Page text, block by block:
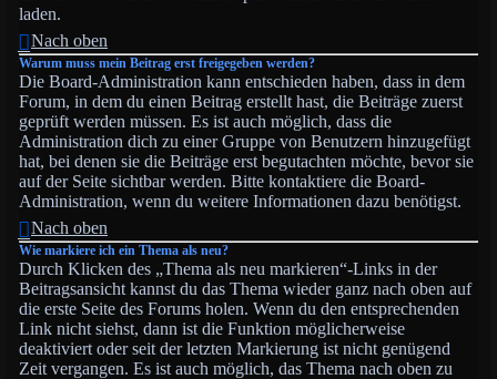
laden.
Nach oben
Warum muss mein Beitrag erst freigegeben werden?
Die Board-Administration kann entschieden haben, dass in dem
Forum, in dem du einen Beitrag erstellt hast, die Beiträge zuerst
geprüft werden müssen. Es ist auch möglich, dass die
Administration dich zu einer Gruppe von Benutzern hinzugefügt
hat, bei denen sie die Beiträge erst begutachten möchte, bevor sie
auf der Seite sichtbar werden. Bitte kontaktiere die Board-
Administration, wenn du weitere Informationen dazu benötigst.
Nach oben
Wie markiere ich ein Thema als neu?
Durch Klicken des „Thema als neu markieren“-Links in der
Beitragsansicht kannst du das Thema wieder ganz nach oben auf
die erste Seite des Forums holen. Wenn du den entsprechenden
Link nicht siehst, dann ist die Funktion möglicherweise
deaktiviert oder seit der letzten Markierung ist nicht genügend
Zeit vergangen. Es ist auch möglich, das Thema nach oben zu